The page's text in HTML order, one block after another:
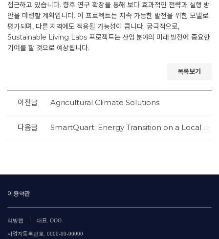
접근하고 있습니다. 향후 연구 확장을 통해 보다 효과적인 전략과 실행 방
안을 마련할 계획입니다. 이 프로젝트는 지속 가능한 발전을 위한 모델로
평가되며, 다른 지역에도 적용될 가능성이 큽니다. 궁극적으로,
Sustainable Living Labs 프로젝트는 산업 분야의 미래 발전에 중요한
기여를 할 것으로 예상됩니다.
목록보기
이전글 Agricultural Climate Solutions
다음글 SmartQuart: Energy Transition on a Local Scale
이용약관
리빙랩 대표. OOO
사업자등록번호. 0000-00-00000